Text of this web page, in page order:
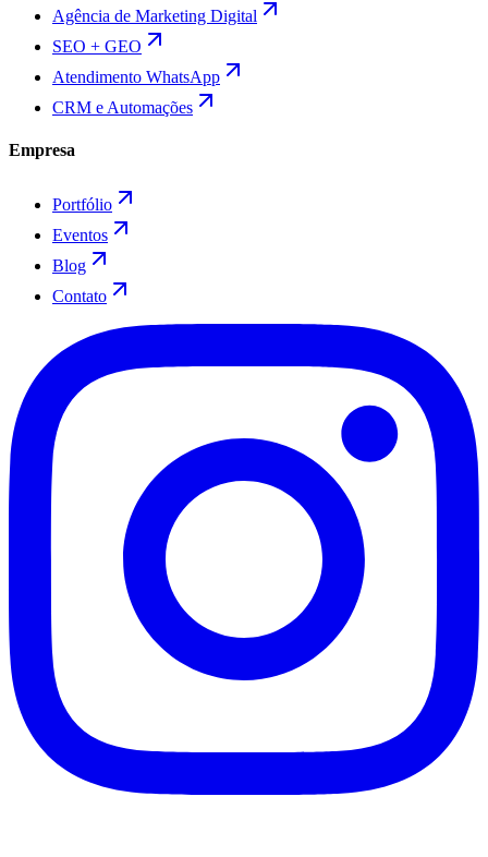
Agência de Marketing Digital
SEO + GEO
Atendimento WhatsApp
CRM e Automações
Empresa
Portfólio
Eventos
Blog
Contato